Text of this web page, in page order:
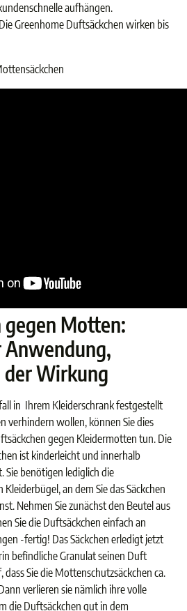
aufhängen.
Greenhome Duftsäckchen wirken bis
Motten:
Anwendung,
der Wirkung
in Ihrem Kleiderschrank festgestellt
verhindern wollen, können Sie dies
gegen Kleidermotten tun. Die
ist kinderleicht und innerhalb
Sie benötigen lediglich die
an dem Sie das Säckchen
Nehmen Sie zunächst den Beutel aus
Sie die Duftsäckchen einfach an
-fertig! Das Säckchen erledigt jetzt
befindliche Granulat seinen Duft
Sie die Mottenschutzsäckchen ca.
verlieren sie nämlich ihre volle
die Duftsäckchen gut in dem